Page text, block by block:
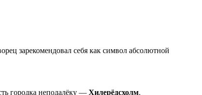
зарекомендовал себя как символ абсолютной
городка неподалёку — Хилерёдсхолм.